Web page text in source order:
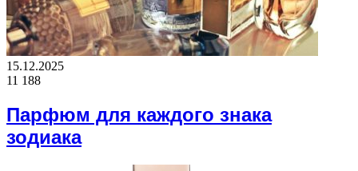
15.12.2025
11 188
Парфюм для каждого знака
зодиака